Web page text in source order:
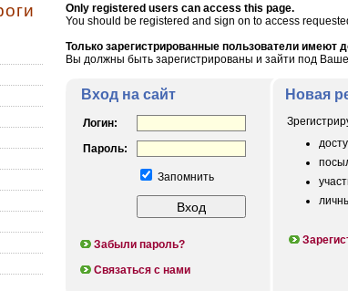
Only registered users can access this page.
You should be registered and sign on to access
Только зарегистрированные пользователи имеют
Вы должны быть зарегистрированы и зайти под
Вход на сайт
Логин:
Пароль:
Запомнить
Забыли пароль?
Связаться с нами
Новая